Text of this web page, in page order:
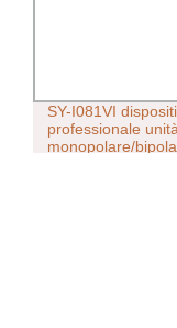
SY-I081VI
professionale
monopolare/